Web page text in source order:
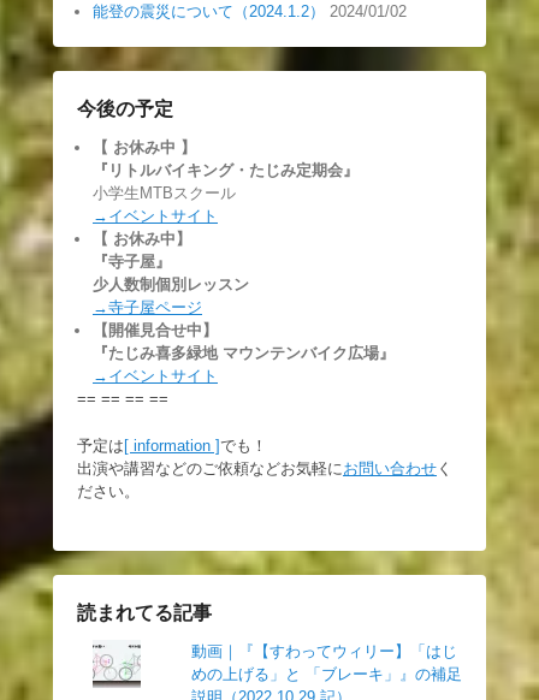
能登の震災について（2024.1.2）
2024/01/02
今後の予定
【 お休み中 】
『リトルバイキング・たじみ定期会』
小学生MTBスクール
→イベントサイト
【 お休み中】
『寺子屋』
少人数制個別レッスン
→寺子屋ページ
【開催見合せ中】
『たじみ喜多緑地 マウンテンバイク広場』
→イベントサイト
== == == ==
予定は [ information ]でも！
出演や講習などのご依頼などお気軽にお問い合わせ く
ださい。
読まれてる記事
動画｜『【すわってウィリー】「はじ
めの上げる」と 「ブレーキ」』の補足